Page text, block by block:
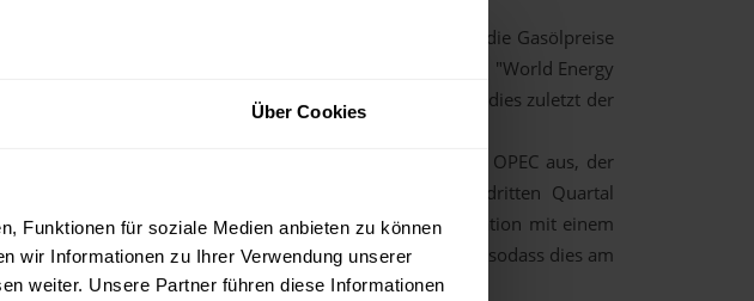
Über Cookies
Funktionen für soziale Medien anbieten zu können
wir Informationen zu Ihrer Verwendung unserer
weiter. Unsere Partner führen diese Informationen
und aufgrund des Frontmonatswechsel vor allem die Gasölpreise
Energieagentur (IEA) in ihrem gestern erschienenen "World Energy
globalen Ölnachfrage deutlich bullisher einschätzt, als dies zuletzt der
dann aber am frühen Nachmittag der Monatsreport der OPEC aus, der
gespickt war. Zusammengefaßt wurde von einem im dritten Quartal
auch in den nächsten Monaten rechnet die Organisation mit einem
fielen die Reports der OPEC eher preistreibend aus, sodass dies am
hat.